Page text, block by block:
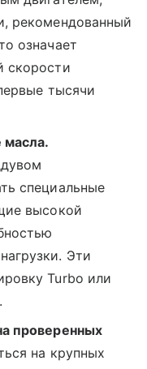
рекомендованный
означает
скорости
тысячи
масла.
специальные
высокой
Эти
Turbo или
проверенных
на крупных